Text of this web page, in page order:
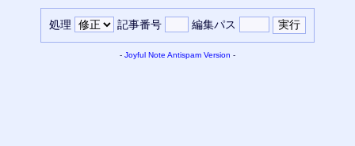
処理 記事番号 編集パス
- Joyful Note Antispam Version -